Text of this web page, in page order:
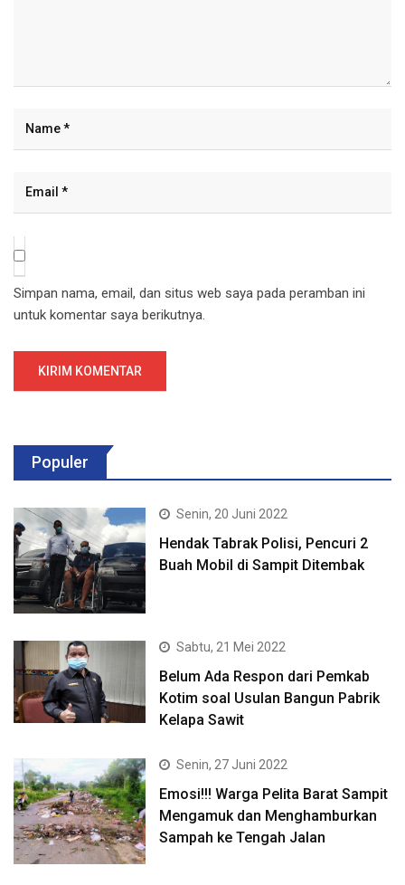
Simpan nama, email, dan situs web saya pada peramban ini
untuk komentar saya berikutnya.
Populer
Senin, 20 Juni 2022
Hendak Tabrak Polisi, Pencuri 2
Buah Mobil di Sampit Ditembak
Sabtu, 21 Mei 2022
Belum Ada Respon dari Pemkab
Kotim soal Usulan Bangun Pabrik
Kelapa Sawit
Senin, 27 Juni 2022
Emosi!!! Warga Pelita Barat Sampit
Mengamuk dan Menghamburkan
Sampah ke Tengah Jalan